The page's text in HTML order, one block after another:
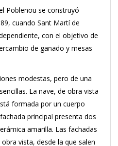
Poblenou se construyó
cuando Sant Martí de
con el objetivo de
de ganado y mesas
modestas, pero de una
La nave, de obra vista
formada por un cuerpo
principal presenta dos
amarilla. Las fachadas
vista, desde la que salen